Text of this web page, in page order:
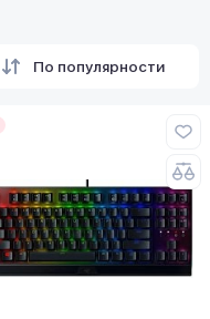
По популярности